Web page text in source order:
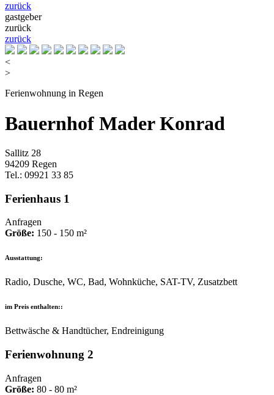
zurück
gastgeber
zurück
zurück
<
>
Ferienwohnung in Regen
Bauernhof Mader Konrad
Sallitz 28
94209 Regen
Tel.: 09921 33 85
Ferienhaus 1
Anfragen
Größe: 150 - 150 m²
Ausstattung:
Radio, Dusche, WC, Bad, Wohnküche, SAT-TV, Zusatzbett
im Preis enthalten::
Bettwäsche & Handtücher, Endreinigung
Ferienwohnung 2
Anfragen
Größe: 80 - 80 m²